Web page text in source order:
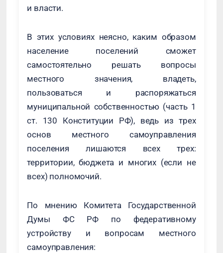
и власти.
В этих условиях неясно, каким образом
население поселений сможет
самостоятельно решать вопросы
местного значения, владеть,
пользоваться и распоряжаться
муниципальной собственностью (часть 1
ст. 130 Конституции РФ), ведь из трех
основ местного самоуправления
поселения лишаются всех трех:
территории, бюджета и многих (если не
всех) полномочий.
По мнению Комитета Государственной
Думы ФС РФ по федеративному
устройству и вопросам местного
самоуправления: